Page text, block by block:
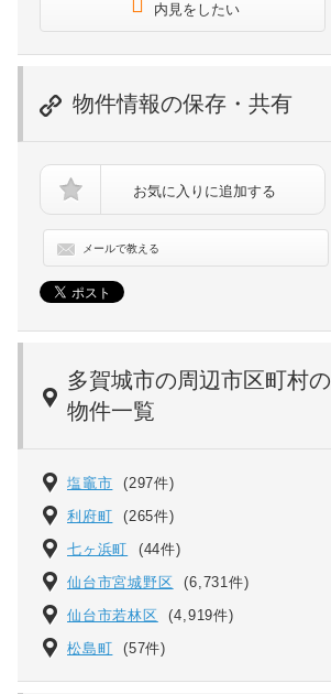
内見をしたい
物件情報の保存・共有
お気に入りに追加する
メールで教える
多賀城市の周辺市区町村の
物件一覧
塩竈市 (297件)
利府町 (265件)
七ヶ浜町 (44件)
仙台市宮城野区 (6,731件)
仙台市若林区 (4,919件)
松島町 (57件)